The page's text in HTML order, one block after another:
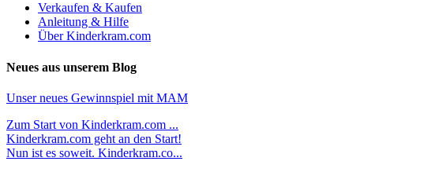
Verkaufen & Kaufen
Anleitung & Hilfe
Über Kinderkram.com
Neues aus unserem Blog
Unser neues Gewinnspiel mit MAM
Zum Start von Kinderkram.com ...
Kinderkram.com geht an den Start!
Nun ist es soweit. Kinderkram.co...